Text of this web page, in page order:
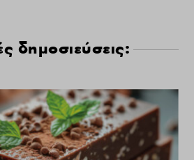
δημοσιεύσεις: